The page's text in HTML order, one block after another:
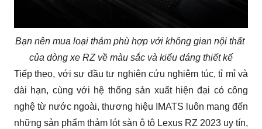
Bạn nên mua loại thảm phù hợp với không gian nội thất
của dòng xe RZ về màu sắc và kiểu dáng thiết kế
Tiếp theo, với sự đầu tư nghiên cứu nghiêm túc, tỉ mỉ và
dài hạn, cùng với hệ thống sản xuất hiện đại có công
nghệ từ nước ngoài, thương hiệu IMATS luôn mang đến
những sản phẩm thảm lót sàn ô tô Lexus RZ 2023 uy tín,